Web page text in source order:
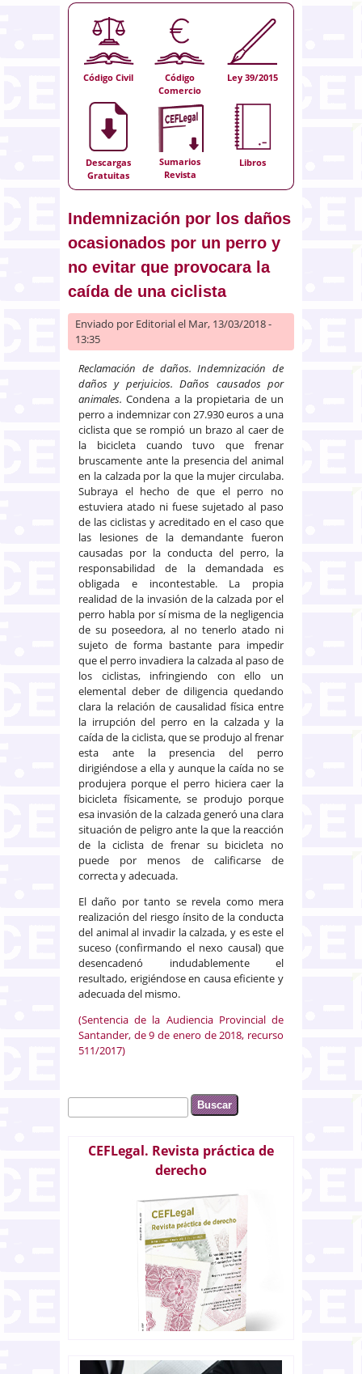
Código Civil
Código
Comercio
Ley 39/2015
Descargas
Gratuitas
Sumarios
Revista
Libros
Indemnización por los daños
ocasionados por un perro y
no evitar que provocara la
caída de una ciclista
Enviado por Editorialel Mar, 13/03/2018 -
13:35
Reclamación de daños. Indemnización de
daños y perjuicios. Daños causados por
animales. Condena a la propietaria de un
perro a indemnizar con 27.930 euros a una
ciclista que se rompió un brazo al caer de
la bicicleta cuando tuvo que frenar
bruscamente ante la presencia del animal
en la calzada por la que la mujer circulaba.
Subraya el hecho de que el perro no
estuviera atado ni fuese sujetado al paso
de las ciclistas y acreditado en el caso que
las lesiones de la demandante fueron
causadas por la conducta del perro, la
responsabilidad de la demandada es
obligada e incontestable. La propia
realidad de la invasión de la calzada por el
perro habla por sí misma de la negligencia
de su poseedora, al no tenerlo atado ni
sujeto de forma bastante para impedir
que el perro invadiera la calzada al paso de
los ciclistas, infringiendo con ello un
elemental deber de diligencia quedando
clara la relación de causalidad física entre
la irrupción del perro en la calzada y la
caída de la ciclista, que se produjo al frenar
esta ante la presencia del perro
dirigiéndose a ella y aunque la caída no se
produjera porque el perro hiciera caer la
bicicleta físicamente, se produjo porque
esa invasión de la calzada generó una clara
situación de peligro ante la que la reacción
de la ciclista de frenar su bicicleta no
puede por menos de calificarse de
correcta y adecuada.
El daño por tanto se revela como mera
realización del riesgo ínsito de la conducta
del animal al invadir la calzada, y es este el
suceso (confirmando el nexo causal) que
desencadenó indudablemente el
resultado, erigiéndose en causa eficiente y
adecuada del mismo.
(Sentencia de la Audiencia Provincial de
Santander, de 9 de enero de 2018, recurso
511/2017)
Formulario de búsqueda
Buscar
CEFLegal. Revista práctica de
derecho